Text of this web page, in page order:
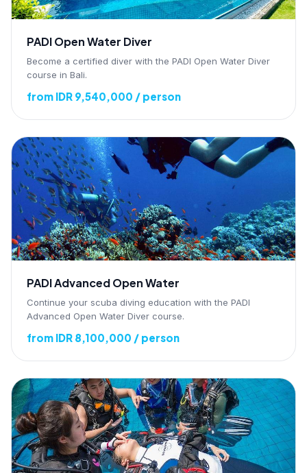
PADI Open Water Diver
Become a certified diver with the PADI Open Water Diver
course in Bali.
from IDR 9,540,000 / person
PADI Advanced Open Water
Continue your scuba diving education with the PADI
Advanced Open Water Diver course.
from IDR 8,100,000 / person